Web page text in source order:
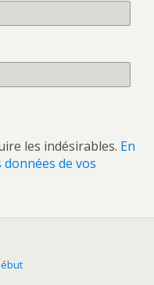
les indésirables. En
de vos